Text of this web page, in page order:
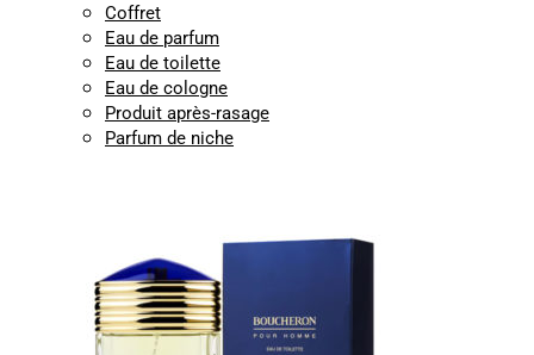
Coffret
Eau de parfum
Eau de toilette
Eau de cologne
Produit après-rasage
Parfum de niche